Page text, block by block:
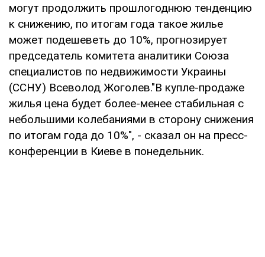
могут продолжить прошлогоднюю тенденцию
к снижению, по итогам года такое жилье
может подешеветь до 10%, прогнозирует
председатель комитета аналитики Союза
специалистов по недвижимости Украины
(ССНУ) Всеволод Жоголев."В купле-продаже
жилья цена будет более-менее стабильная с
небольшими колебаниями в сторону снижения
по итогам года до 10%", - сказал он на пресс-
конференции в Киеве в понедельник.